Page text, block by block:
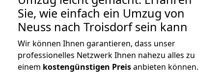
Sie, wie einfach ein Umzug von
Neuss nach Troisdorf sein kann
Wir können Ihnen garantieren, dass unser
professionelles Netzwerk Ihnen nahezu alles zu
einem kostengünstigen Preisanbieten können.